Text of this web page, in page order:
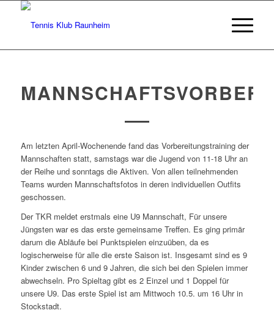
Am letzten April-Wochenende fand das Vorbereitungstraining der
Mannschaften statt, samstags war die Jugend von 11-18 Uhr an
der Reihe und sonntags die Aktiven. Von allen teilnehmenden
Teams wurden Mannschaftsfotos in deren individuellen Outfits
geschossen.
Der TKR meldet erstmals eine U9 Mannschaft, Für unsere
Jüngsten war es das erste gemeinsame Treffen. Es ging primär
darum die Abläufe bei Punktspielen einzuüben, da es
logischerweise für alle die erste Saison ist. Insgesamt sind es 9
Kinder zwischen 6 und 9 Jahren, die sich bei den Spielen immer
abwechseln. Pro Spieltag gibt es 2 Einzel und 1 Doppel für
unsere U9. Das erste Spiel ist am Mittwoch 10.5. um 16 Uhr in
Stockstadt.